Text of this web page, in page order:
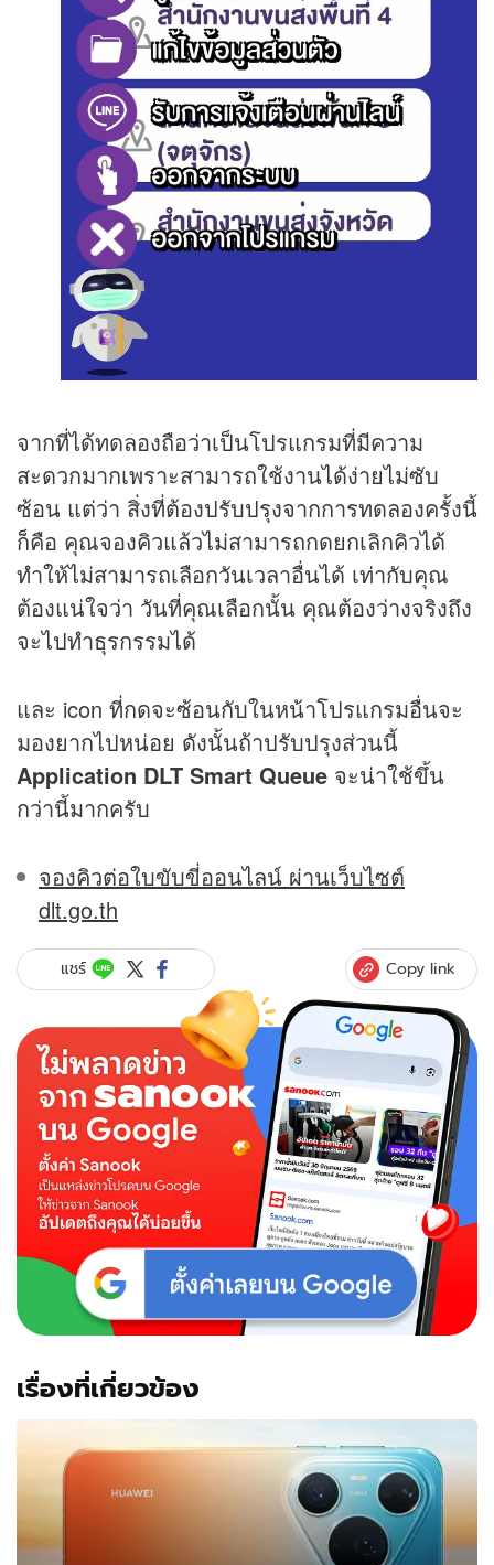
จากที่ได้ทดลองถือว่าเป็นโปรแกรมที่มีความ
สะดวกมากเพราะสามารถใช้งานได้ง่ายไม่ซับ
ซ้อน แต่ว่า สิ่งที่ต้องปรับปรุงจากการทดลองครั้งนี้
ก็คือ คุณจองคิวแล้วไม่สามารถกดยกเลิกคิวได้
ทำให้ไม่สามารถเลือกวันเวลาอื่นได้ เท่ากับคุณ
ต้องแน่ใจว่า วันที่คุณเลือกนั้น คุณต้องว่างจริงถึง
จะไปทำธุรกรรมได้
และ icon ที่กดจะซ้อนกับในหน้าโปรแกรมอื่นจะ
มองยากไปหน่อย ดังนั้นถ้าปรับปรุงส่วนนี้
Application DLT Smart Queue จะน่าใช้ขึ้น
กว่านี้มากครับ
จองคิวต่อใบขับขี่ออนไลน์ ผ่านเว็บไซต์
dlt.go.th
แชร์ Copy link
เรื่องที่เกี่ยวข้อง